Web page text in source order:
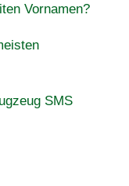
Vornamen?
SMS